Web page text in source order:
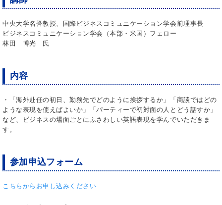
中央大学名誉教授、国際ビジネスコミュニケーション学会前理事長
ビジネスコミュニケーション学会（本部・米国）フェロー
林田 博光 氏
内容
・「海外赴任の初日、勤務先でどのように挨拶するか」「商談ではどの
ような表現を使えばよいか」「パーティーで初対面の人とどう話すか」
など、ビジネスの場面ごとにふさわしい英語表現を学んでいただきま
す。
参加申込フォーム
こちらからお申し込みください